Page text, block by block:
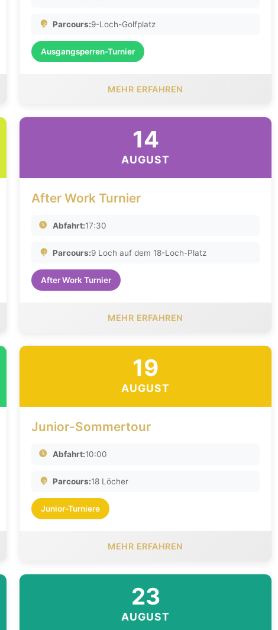
Parcours:9-Loch-Golfplatz
Ausgangsperren-Turnier
MEHR ERFAHREN
14
AUGUST
After Work Turnier
Abfahrt:17:30
Parcours:9 Loch auf dem 18-Loch-Platz
After Work Turnier
MEHR ERFAHREN
19
AUGUST
Junior-Sommertour
Abfahrt:10:00
Parcours:18 Löcher
Junior-Turniere
MEHR ERFAHREN
23
AUGUST